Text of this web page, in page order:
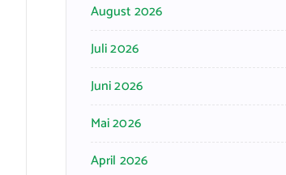
August 2026
Juli 2026
Juni 2026
Mai 2026
April 2026